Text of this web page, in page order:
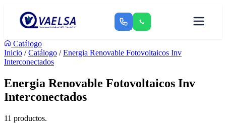
Catálogo
Inicio /Catálogo /Energia Renovable Fotovoltaicos Inv
Interconectados
Energia Renovable Fotovoltaicos Inv
Interconectados
11 productos.